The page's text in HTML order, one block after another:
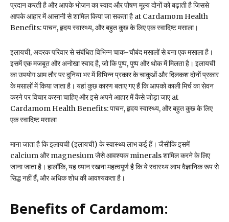
प्रदान करती है और आपके भोजन का स्वाद और पोषण मूल्य दोनों को बढ़ाती है जिससे
आपके आहार में आसानी से शामिल किया जा सकता है at Cardamom Health
Benefits: पाचन, हृदय स्वास्थ्य, और बहुत कुछ के लिए एक स्वादिष्ट मसाला।
इलायची, अदरक परिवार से संबंधित विभिन्न चाक-चौबंद मसालों से बना एक मसाला है।
इसमें एक मजबूत और अनोखा स्वाद है, जो कि पुष्प, पुष्प और थोक में मिलता है। इलायची
का उपयोग आम तौर पर दुनिया भर में विभिन्न प्रकार के चाकुओं और दिलकश दोनों प्रकार
के मसालों में किया जाता है। यहां कुछ कारण बताए गए हैं कि आपको काली मिर्च का सेवन
करने पर विचार करना चाहिए और इसे अपने आहार में कैसे जोड़ा जाए at
Cardamom Health Benefits: पाचन, हृदय स्वास्थ्य, और बहुत कुछ के लिए
एक स्वादिष्ट मसाला
माना जाता है कि इलायची (इलायची) के स्वास्थ्य लाभ कई हैं। जैसीकि इसमें
calcium और magnesium जैसे आवश्यक minerals शामिल करने के लिए
जाना जाता है। हालाँकि, यह ध्यान रखना महत्वपूर्ण है कि ये स्वास्थ्य लाभ वैज्ञानिक रूप से
सिद्ध नहीं हैं, और अधिक शोध की आवश्यकता है।
Benefits of Cardamom: